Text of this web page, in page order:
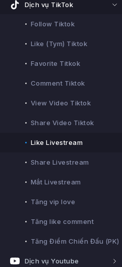
Dịch vụ TikTok
Follow Tiktok
Like (Tym) Tiktok
Favorite Titkok
Comment Tiktok
View Video Tiktok
Share Video Tiktok
Like Livestream
Share Livestream
Mắt Livestream
Tăng vip love
Tăng like comment
Tăng Điểm Chiến Đấu (PK)
Dịch vụ Youtube